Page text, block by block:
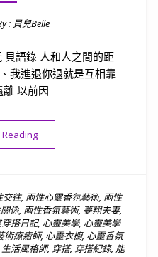
: 貝兒Belle
貝語錄 人和人之間的距
我進退你退就是互相靠
以前因
“貝語錄｜時間寶貴請和值得
交往, 兩性心靈香氛藝術, 兩性
係, 兩性香氛藝術, 夢翔夫妻,
搭日記, 心靈美學, 心靈美學
術療癒師, 心靈衣櫥, 心靈香氛
生活風格師, 穿搭, 穿搭紀錄, 能